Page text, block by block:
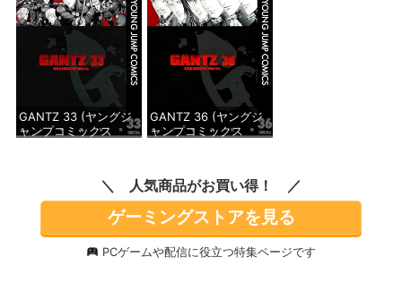
価格：¥100 価格：¥100
GANTZ 33 (ヤングジ
ャンプコミックス
価格：¥100
GANTZ 36 (ヤングジ
ャンプコミックス
価格：¥100
人気商品がお買い得！
ゲーミングストアを見る
PCゲームや配信に役立つ特集ページです